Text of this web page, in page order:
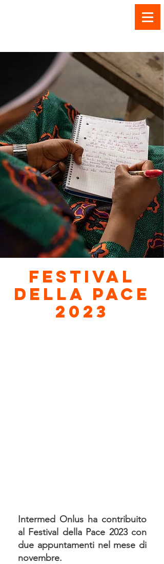
Festival
della Pace
2023
Intermed Onlus ha contribuito
al Festival della Pace 2023 con
due appuntamenti nel mese di
novembre.